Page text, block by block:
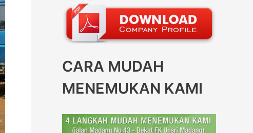
CARA MUDAH
MENEMUKAN KAMI